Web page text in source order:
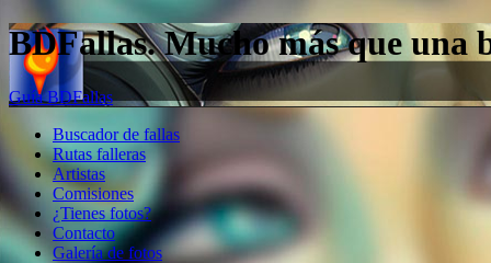
BDFallas. Mucho más que una
Guía BDFallas
Buscador de fallas
Rutas falleras
Artistas
Comisiones
¿Tienes fotos?
Contacto
Galería de fotos